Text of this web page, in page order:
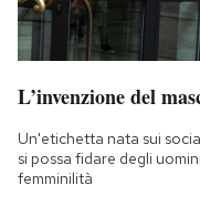
L’invenzione del
Un'etichetta nata sui
si possa fidare degli
femminilità